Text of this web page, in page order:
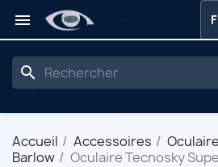

search
Accueil Accessoires
Barlow
Oculaire Tecnosky